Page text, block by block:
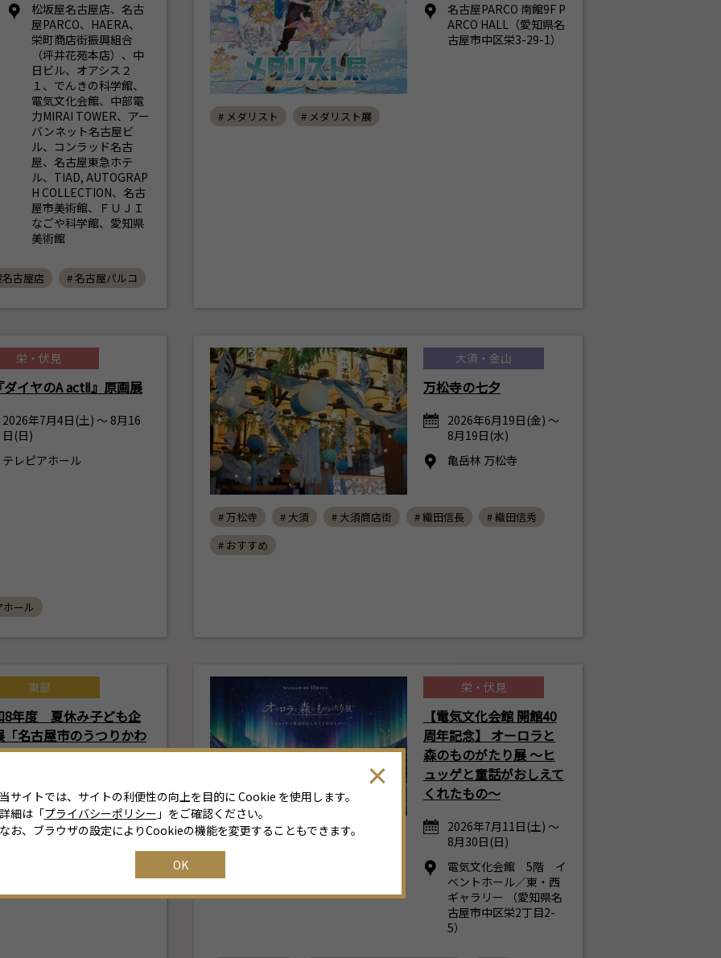
松坂屋名古屋店、名古
屋PARCO、HAERA、
栄町商店街振興組合
（坪井花苑本店）、中
日ビル、オアシス２
１、でんきの科学館、
電気文化会館、中部電
力MIRAI TOWER、アー
バンネット名古屋ビ
ル、コンラッド名古
屋、名古屋東急ホテ
ル、TIAD, AUTOGRAP
H COLLECTION、名古
屋市美術館、ＦＵＪＩ
なごや科学館、愛知県
美術館
古屋店 # 名古屋パルコ
名古屋PARCO 南館9F P
ARCO HALL（愛知県名
古屋市中区栄3-29-1）
# メダリスト # メダリスト展
栄・伏見
イヤのA actⅡ』原画展
2026年7月4日(土) ～ 8月16
日(日)
テレピアホール
ール
大須・金山
万松寺の七夕
2026年6月19日(金) ～
8月19日(水)
亀岳林 万松寺
# 万松寺 # 大須 # 大須商店街 # 織田信長
# 織田信秀
# おすすめ
東部
8年度 夏休み子ども企
「名古屋市のうつりかわ
日(日)
名古屋市市政資料館第2・
栄・伏見
【電気文化会館 開館40
周年記念】 オーロラと
森のものがたり展 ～ヒ
ュッゲと童話がおしえて
くれたもの～
2026年7月11日(土) ～
8月30日(日)
電気文化会館 5階 イ
ベントホール／東・西
ギャラリー （愛知県名
古屋市中区栄2丁目2-
5）
サイトでは、サイトの利便性の向上を目的に Cookie を使用します。
細は「プライバシーポリシー 」をご確認ください。
お、ブラウザの設定によりCookieの機能を変更することもできます。
OK